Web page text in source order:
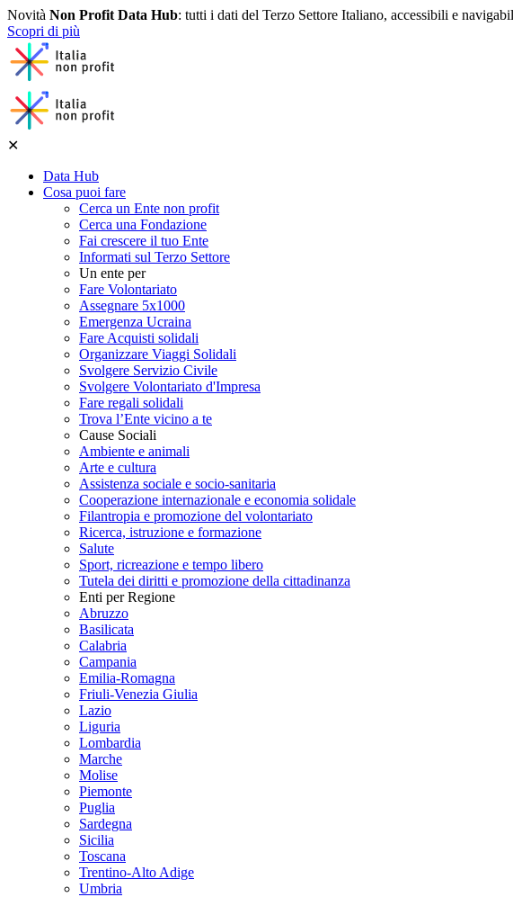
Novità Non Profit Data Hub: tutti i dati del Terzo Settore Italiano, accessibili e
Scopri di più
✕
Data Hub
Cosa puoi fare
Cerca un Ente non profit
Cerca una Fondazione
Fai crescere il tuo Ente
Informati sul Terzo Settore
Un ente per
Fare Volontariato
Assegnare 5x1000
Emergenza Ucraina
Fare Acquisti solidali
Organizzare Viaggi Solidali
Svolgere Servizio Civile
Svolgere Volontariato d'Impresa
Fare regali solidali
Trova l’Ente vicino a te
Cause Sociali
Ambiente e animali
Arte e cultura
Assistenza sociale e socio-sanitaria
Cooperazione internazionale e economia solidale
Filantropia e promozione del volontariato
Ricerca, istruzione e formazione
Salute
Sport, ricreazione e tempo libero
Tutela dei diritti e promozione della cittadinanza
Enti per Regione
Abruzzo
Basilicata
Calabria
Campania
Emilia-Romagna
Friuli-Venezia Giulia
Lazio
Liguria
Lombardia
Marche
Molise
Piemonte
Puglia
Sardegna
Sicilia
Toscana
Trentino-Alto Adige
Umbria